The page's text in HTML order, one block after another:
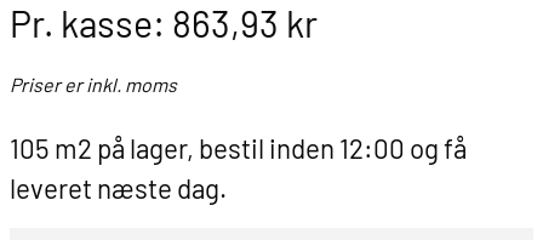
Pr. kasse: 863,93 kr
Priser er inkl. moms
105 m2 på lager, bestil inden 12:00 og få
leveret næste dag.